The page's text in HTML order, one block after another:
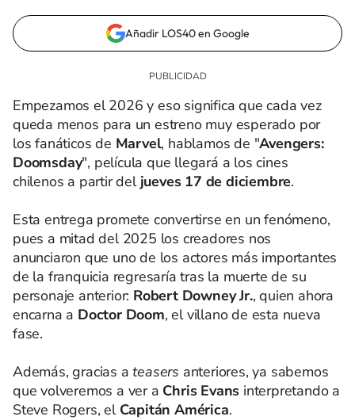
Añadir LOS40 en Google
Empezamos el 2026 y eso significa que cada vez
queda menos para un estreno muy esperado por
los fanáticos de Marvel, hablamos de "Avengers:
Doomsday", película que llegará a los cines
chilenos a partir deljueves 17 de diciembre.
Esta entrega promete convertirse en un fenómeno,
pues a mitad del 2025 los creadores nos
anunciaron que uno de los actores más importantes
de la franquicia regresaría tras la muerte de su
personaje anterior: Robert Downey Jr., quien ahora
encarna a Doctor Doom, el villano de esta nueva
fase.
Además, gracias ateasers anteriores, ya sabemos
que volveremos a ver a Chris Evans interpretando a
Steve Rogers, el Capitán América.